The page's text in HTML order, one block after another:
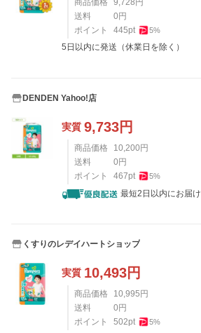
商品価格 9,728 円
送料
0 円
ポイント
445pt 5%
5日以内に発送（休業日を除く）
DENDEN Yahoo!店
実質 9,733円
商品価格 10,200 円
送料
0 円
ポイント
467pt 5%
最短2日以内にお届け
くすりのレデイハートショップ
実質 10,493円
商品価格 10,995 円
送料
0 円
ポイント
502pt 5%